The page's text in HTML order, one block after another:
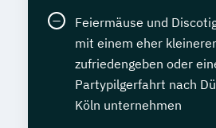
Feiermäuse und
mit einem eher
zufriedengeben oder
Partypilgerfahrt nach
Köln unternehmen